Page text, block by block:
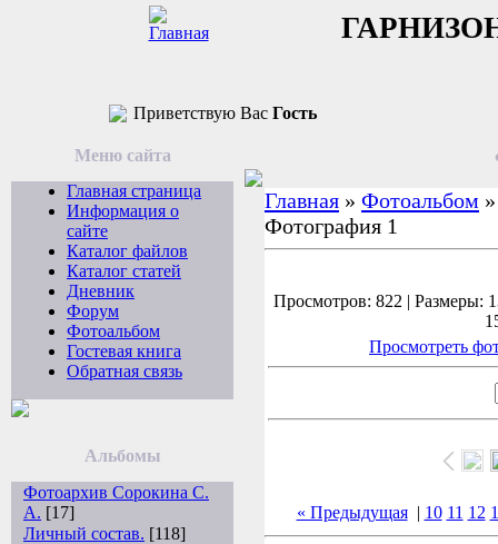
Приветствую Вас Гость
Меню сайта
Главная страница
Информация о
сайте
Каталог файлов
Каталог статей
Дневник
Форум
Фотоальбом
Гостевая книга
Обратная связь
Альбомы
Фотоархив Сорокина С.
А. [17]
Личный состав. [118]
Главная » Фотоальбом
Фотография 1
Просмотров: 822 | Размеры:
Просмотреть
« Предыдущая| 10 11 12